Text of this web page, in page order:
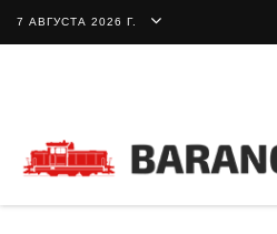
7 АВГУСТА 2026 Г.